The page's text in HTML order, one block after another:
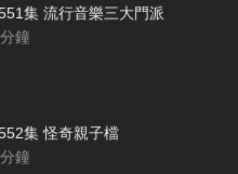
集 流行音樂三大門派
分鐘
集 怪奇親子檔
分鐘